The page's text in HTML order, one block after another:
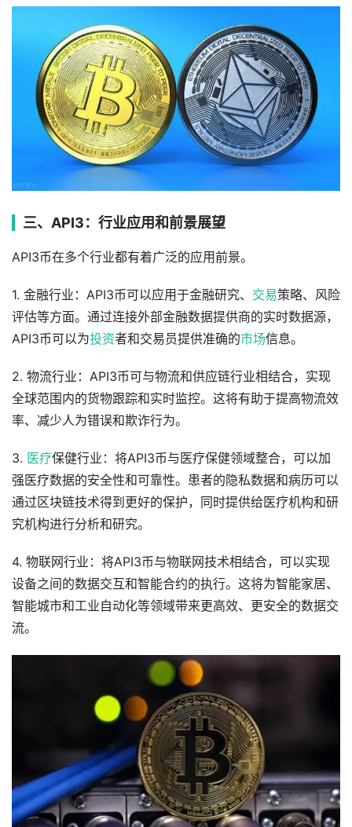
三、API3：行业应用和前景展望
API3币在多个行业都有着广泛的应用前景。
1. 金融行业：API3币可以应用于金融研究、 交易策略、风险
评估等方面。通过连接外部金融数据提供商的实时数据源，
API3币可以为投资者和交易员提供准确的市场信息。
2. 物流行业：API3币可与物流和供应链行业相结合，实现
全球范围内的货物跟踪和实时监控。这将有助于提高物流效
率、减少人为错误和欺诈行为。
3. 医疗保健行业：将API3币与医疗保健领域整合，可以加
强医疗数据的安全性和可靠性。患者的隐私数据和病历可以
通过区块链技术得到更好的保护，同时提供给医疗机构和研
究机构进行分析和研究。
4. 物联网行业：将API3币与物联网技术相结合，可以实现
设备之间的数据交互和智能合约的执行。这将为智能家居、
智能城市和工业自动化等领域带来更高效、更安全的数据交
流。